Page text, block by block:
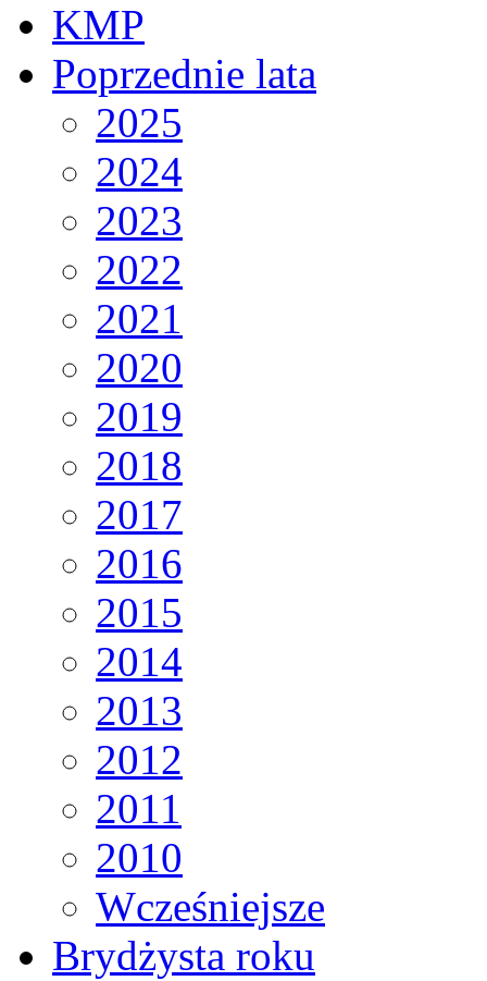
KMP
Poprzednie lata
2025
2024
2023
2022
2021
2020
2019
2018
2017
2016
2015
2014
2013
2012
2011
2010
Wcześniejsze
Brydżysta roku